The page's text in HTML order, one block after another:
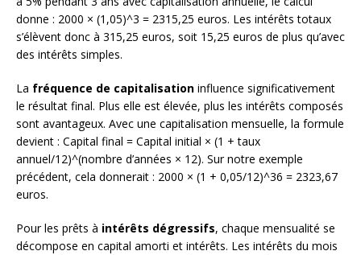
donne : 2000 × (1,05)^3 = 2315,25 euros. Les intérêts totaux
s’élèvent donc à 315,25 euros, soit 15,25 euros de plus qu’avec
des intérêts simples.
La fréquence de capitalisation influence significativement
le résultat final. Plus elle est élevée, plus les intérêts composés
sont avantageux. Avec une capitalisation mensuelle, la formule
devient : Capital final = Capital initial × (1 + taux
annuel/12)^(nombre d’années × 12). Sur notre exemple
précédent, cela donnerait : 2000 × (1 + 0,05/12)^36 = 2323,67
euros.
Pour les prêts à intérêts dégressifs, chaque mensualité se
décompose en capital amorti et intérêts. Les intérêts du mois